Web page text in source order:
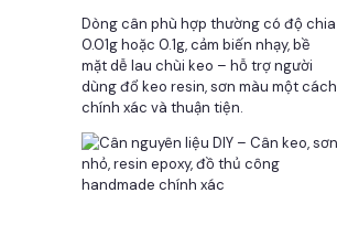
Dòng cân phù hợp thường có độ chia
0.01g hoặc 0.1g, cảm biến nhạy, bề
mặt dễ lau chùi keo – hỗ trợ người
dùng đổ keo resin, sơn màu một cách
chính xác và thuận tiện.